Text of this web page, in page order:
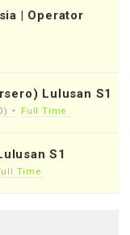
| Operator
Lulusan S1
Full Time
S1
Time